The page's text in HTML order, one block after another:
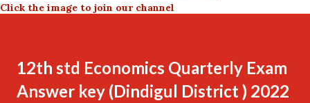
Click the image to join our channel
12th std Economics Quarterly Exam
Answer key (Dindigul District ) 2022